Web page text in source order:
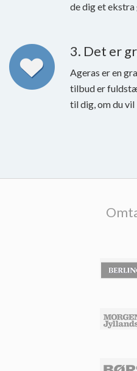
de dig et
3. Det er
Ageras er en
tilbud er
til dig, om du